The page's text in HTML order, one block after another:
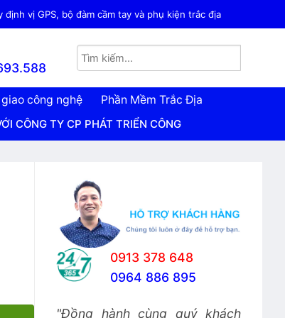
định vị GPS, bộ đàm cầm tay và phụ kiện trắc địa
công nghệ
Phần Mềm Trắc Địa
TY CP PHÁT TRIỂN CÔNG NGHỆ TRẮC ĐỊA VIỆT
0913 378 648
0964 886 895
"Đồng hành cùng quý khách